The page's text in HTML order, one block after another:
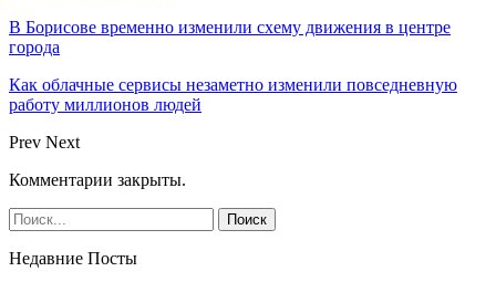
В Борисове временно изменили схему движения в центре
города
Как облачные сервисы незаметно изменили повседневную
работу миллионов людей
Prev Next
Комментарии закрыты.
Недавние Посты